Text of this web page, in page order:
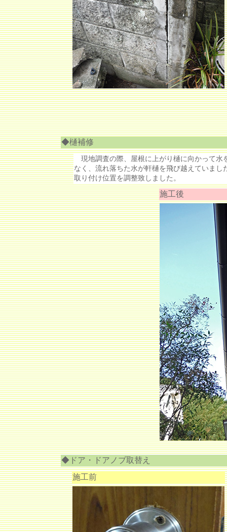
◆樋補修
現地調査の際、屋根に上がり樋に向かって水
なく、流れ落ちた水が軒樋を飛び越えていま
取り付け位置を調整致しました。
施工後
◆ドア・ドアノブ取替え
施工前